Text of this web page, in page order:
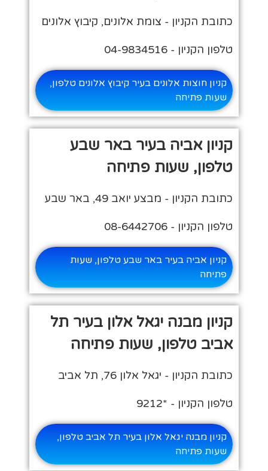
כתובת הקניון - צומת אלונים, קיבוץ אלונים
טלפון הקניון - 04-9834516
קניון חוצות אלונים בעיר קיבוץ אלונים טלפון,
שעות פתיחה
קניון אביה בעיר באר שבע
טלפון, שעות פתיחה
כתובת הקניון - מבצע יואב 49, באר שבע
טלפון הקניון - 08-6442706
קניון אביה בעיר באר שבע טלפון, שעות
פתיחה
קניון מבנה יגאל אלון בעיר תל
אביב טלפון, שעות פתיחה
כתובת הקניון - יגאל אלון 76‏, תל אביב
טלפון הקניון - *9212
קניון מבנה יגאל אלון בעיר תל אביב טלפון,
שעות פתיחה